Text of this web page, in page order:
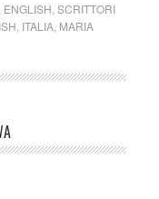
ENGLISH SCRITTORI
ITALIA, MARIA